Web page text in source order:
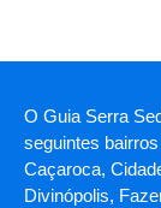
O Guia Serra
seguintes
Caçaroca,
Divinópolis,